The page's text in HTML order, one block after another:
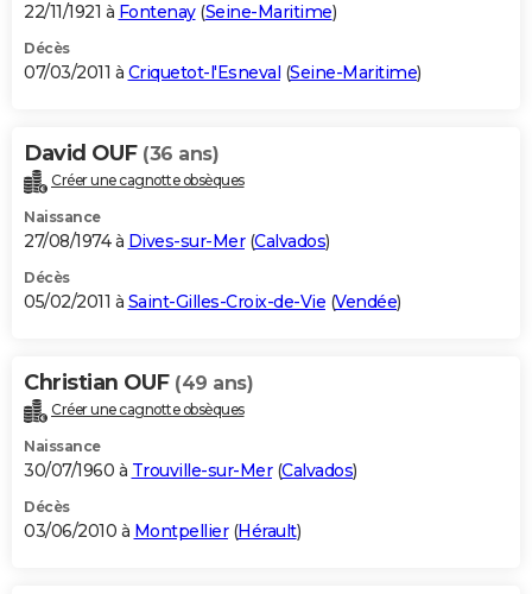
22/11/1921 à Fontenay(Seine-Maritime)
Décès
07/03/2011 à Criquetot-l'Esneval (Seine-Maritime)
David OUF (36 ans)
Créer une cagnotte obsèques
Naissance
27/08/1974 à Dives-sur-Mer(Calvados)
Décès
05/02/2011 à Saint-Gilles-Croix-de-Vie (Vendée)
Christian OUF (49 ans)
Créer une cagnotte obsèques
Naissance
30/07/1960 à Trouville-sur-Mer(Calvados)
Décès
03/06/2010 à Montpellier(Hérault)